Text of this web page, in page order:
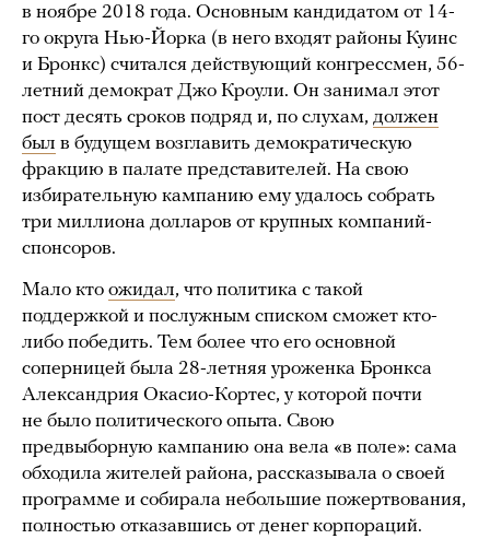
в ноябре 2018 года. Основным кандидатом от 14-
го округа Нью-Йорка (в него входят районы Куинс
и Бронкс) считался действующий конгрессмен, 56-
летний демократ Джо Кроули. Он занимал этот
пост десять сроков подряд и, по слухам, должен
был в будущем возглавить демократическую
фракцию в палате представителей. На свою
избирательную кампанию ему удалось собрать
три миллиона долларов от крупных компаний-
спонсоров.
Мало кто ожидал, что политика с такой
поддержкой и послужным списком сможет кто-
либо победить. Тем более что его основной
соперницей была 28-летняя уроженка Бронкса
Александрия Окасио-Кортес, у которой почти
не было политического опыта. Свою
предвыборную кампанию она вела «в поле»: сама
обходила жителей района, рассказывала о своей
программе и собирала небольшие пожертвования,
полностью отказавшись от денег корпораций.